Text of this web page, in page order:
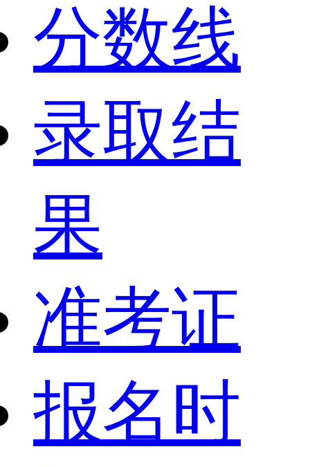
分数线
录取结
果
准考证
报名时